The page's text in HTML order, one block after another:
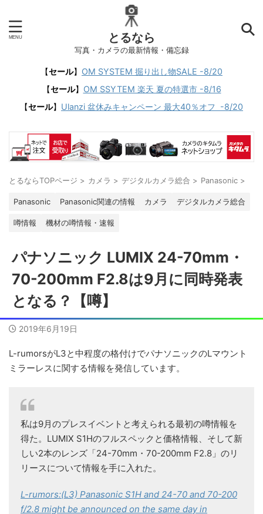
とるなら
写真・カメラの最新情報・備忘録
【セール】 OM SYSTEM 掘り出し物SALE -8/20
【セール】 OM SSYTEM 楽天 夏の特選市 -8/16
【セール】 Ulanzi 盆休みキャンペーン 最大40％オフ -8/20
とるならTOPページ > カメラ > デジタルカメラ総合 > Panasonic >
Panasonic Panasonic関連の情報 カメラ デジタルカメラ総合
噂情報 機材の噂情報・速報
パナソニック LUMIX 24-70mm・
70-200mm F2.8は9月に同時発表
となる？【噂】
2019年6月19日
L-rumorsがL3と中程度の格付けでパナソニックのLマウント
ミラーレスに関する情報を発信しています。
私は9月のプレスイベントと考えられる最初の噂情報を
得た。LUMIX S1Hのフルスペックと価格情報、そして新
しい2本のレンズ「24-70mm・70-200mm F2.8」のリ
リースについて情報を手に入れた。
L-rumors:(L3) Panasonic S1H and 24-70 and 70-200
f/2.8 might be announced on the same day in